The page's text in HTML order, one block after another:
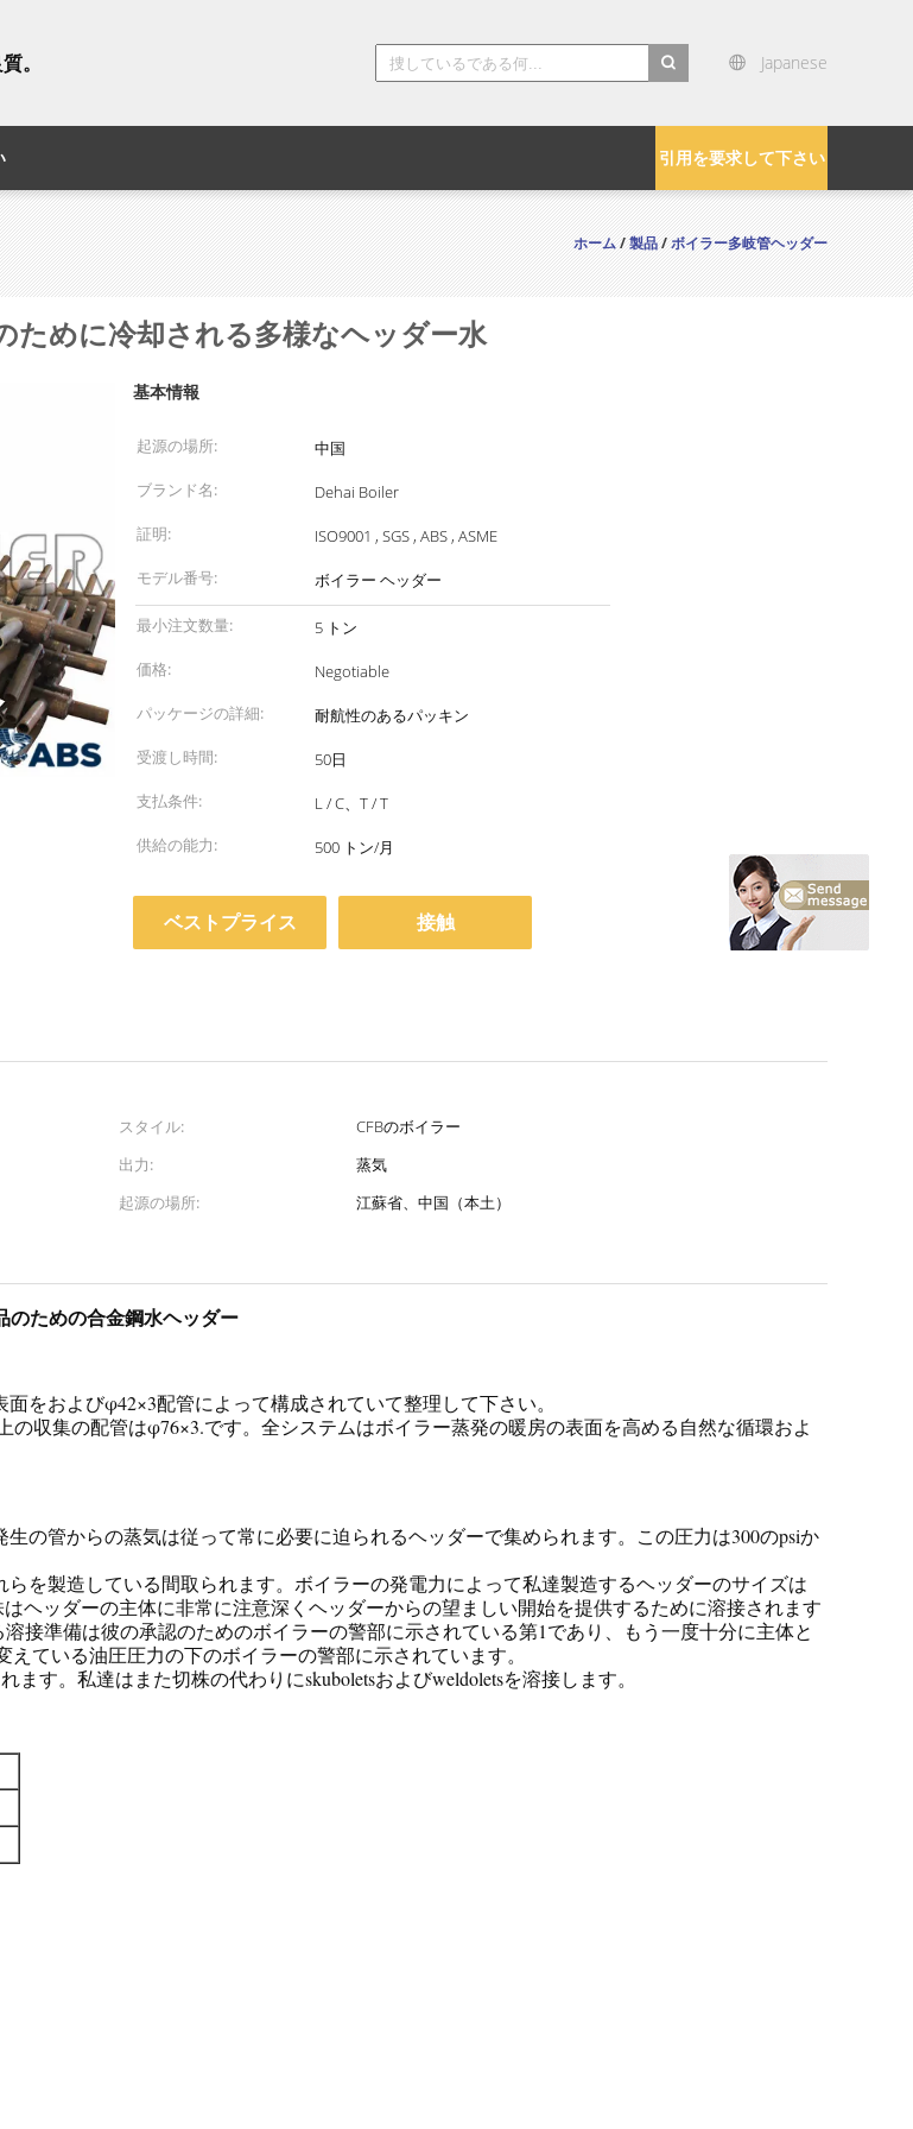
。 Japanese
引用を要求して下さい
ホーム/製品/ボイラー多岐管ヘッダー
めに冷却される多様なヘッダー水
基本情報
起源の場所:
中国
ブランド名:
Dehai Boiler
証明:
ISO9001 , SGS , ABS , ASME
モデル番号:
ボイラー ヘッダー
最小注文数量:
5 トン
価格:
Negotiable
パッケージの詳細:
耐航性のあるパッキン
受渡し時間:
50日
支払条件:
L / C、T / T
供給の能力:
500 トン/月
ベストプライス 接触
スタイル:
CFBのボイラー
出力:
蒸気
起源の場所:
江蘇省、中国（本土）
のための合金鋼水ヘッダー
をおよびφ42×3配管によって構成されていて整理して下さい。
収集の配管はφ76×3.です。全システムはボイラー蒸発の暖房の表面を高める自然な循環およ
の管からの蒸気は従って常に必要に迫られるヘッダーで集められます。この圧力は300のpsiか
を製造している間取られます。ボイラーの発電力によって私達製造するヘッダーのサイズは
ヘッダーの主体に非常に注意深くヘッダーからの望ましい開始を提供するために溶接されます
接準備は彼の承認のためのボイラーの警部に示されている第1であり、もう一度十分に主体と
ている油圧圧力の下のボイラーの警部に示されています。
す。私達はまた切株の代わりにskuboletsおよびweldoletsを溶接します。